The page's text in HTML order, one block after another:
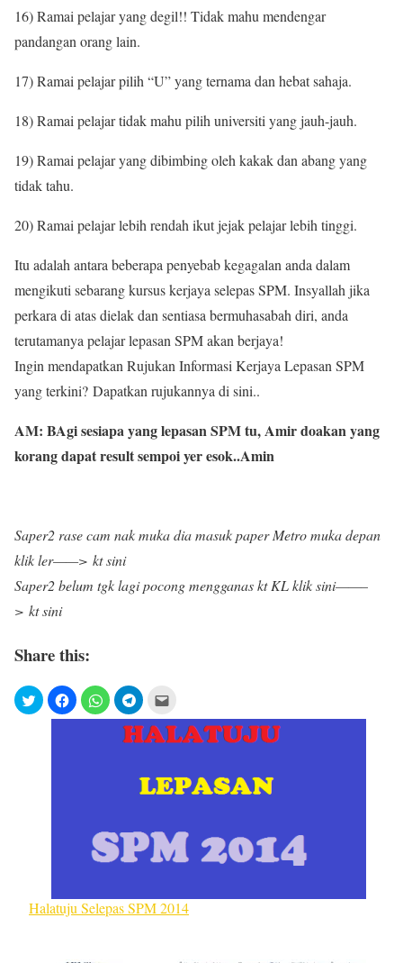
16) Ramai pelajar yang degil!! Tidak mahu mendengar
pandangan orang lain.
17) Ramai pelajar pilih “U” yang ternama dan hebat sahaja.
18) Ramai pelajar tidak mahu pilih universiti yang jauh-jauh.
19) Ramai pelajar yang dibimbing oleh kakak dan abang yang
tidak tahu.
20) Ramai pelajar lebih rendah ikut jejak pelajar lebih tinggi.
Itu adalah antara beberapa penyebab kegagalan anda dalam
mengikuti sebarang kursus kerjaya selepas SPM. Insyallah jika
perkara di atas dielak dan sentiasa bermuhasabah diri, anda
terutamanya pelajar lepasan SPM akan berjaya!
Ingin mendapatkan Rujukan Informasi Kerjaya Lepasan SPM
yang terkini? Dapatkan rujukannya di sini..
AM: BAgi sesiapa yang lepasan SPM tu, Amir doakan yang
korang dapat result sempoi yer esok..Amin
Saper2 rase cam nak muka dia masuk paper Metro muka depan
klik ler——> kt sini
Saper2 belum tgk lagi pocong mengganas kt KL klik sini——–
> kt sini
Share this:
Halatuju Selepas SPM 2014